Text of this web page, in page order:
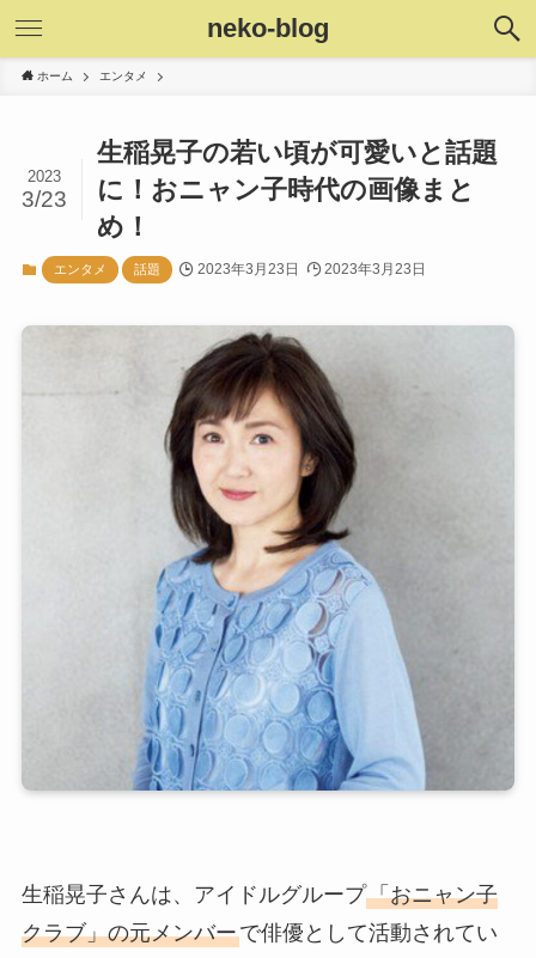
neko-blog
ホーム エンタメ
生稲晃子の若い頃が可愛いと話題
に！おニャン子時代の画像まと
め！
2023
3/23
エンタメ 話題 2023年3月23日 2023年3月23日
生稲晃子さんは、アイドルグループ「おニャン子
クラブ」の元メンバーで俳優として活動されてい